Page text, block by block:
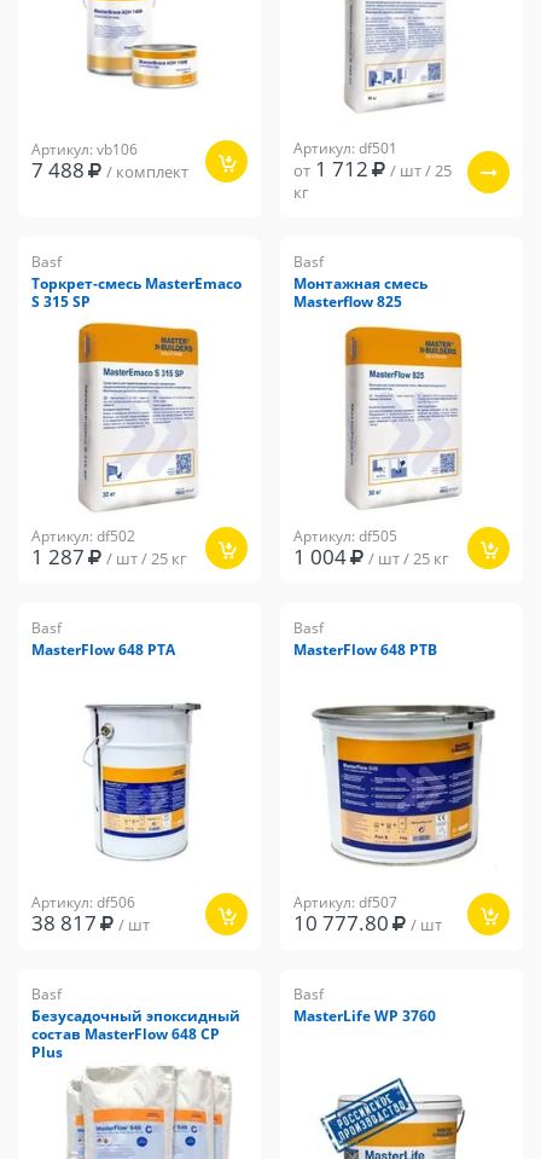
Артикул: vb106
7 488 / комплект
Артикул: df501
от 1 712 / шт / 25
кг
Basf
Торкрет-смесь ​MasterEmaco
S 315 SP
Артикул: df502
1 287 / шт / 25 кг
Basf
Монтажная смесь
Masterflow 825
Артикул: df505
1 004 / шт / 25 кг
Basf
MasterFlow 648 PTA
Артикул: df506
38 817 / шт
Basf
MasterFlow 648 PTB
Артикул: df507
10 777.80 / шт
Basf
Безусадочный эпоксидный
состав MasterFlow 648 CP
Plus
Basf
MasterLife WP 3760